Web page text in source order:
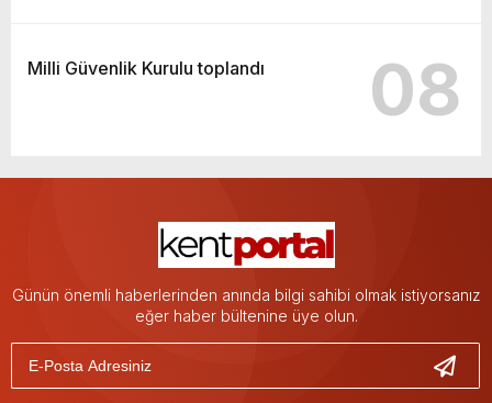
Milli Güvenlik Kurulu toplandı 08
Günün önemli haberlerinden anında bilgi sahibi olmak istiyorsanız
eğer haber bültenine üye olun.